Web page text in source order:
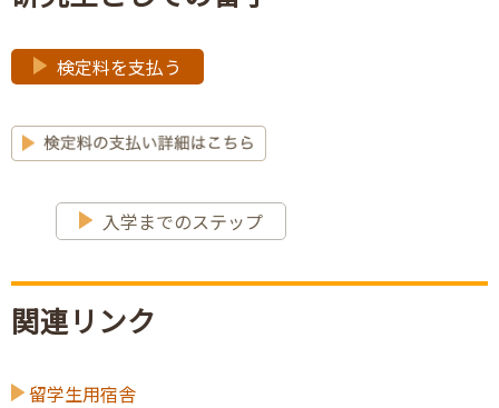
検定料を支払う
入学までのステップ
関連リンク
留学生用宿舎